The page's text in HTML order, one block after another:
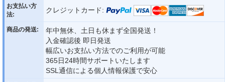
お支払い方
法:
クレジットカード:
商品の発送:
年中無休、土日も休まず全国発送！
入金確認後 即日発送
幅広いお支払い方法でのご利用が可能
365日24時間サポートいたします
SSL通信による個人情報保護で安心